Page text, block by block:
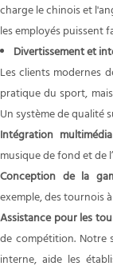
charge le chinois et
les employés puissent
Divertissement et
Les clients modernes
pratique du sport,
Un système de qualité
Intégration
musique de fond et de
Conception de la
exemple, des tournois
Assistance pour les
de compétition. Notre
interne, aide les